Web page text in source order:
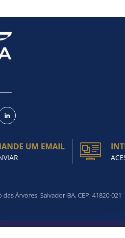
UM EMAIL
Árvores. Salvador-BA, CEP: 41820-021